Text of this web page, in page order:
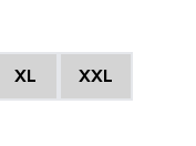
XL XXL